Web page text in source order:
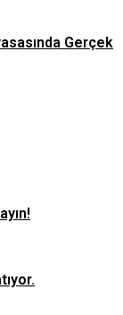
Gerçek